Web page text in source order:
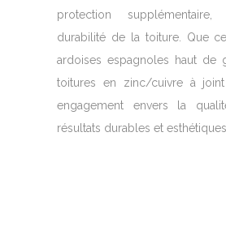
protection
durabilité de la toiture. Que
ardoises espagnoles haut de
toitures en zinc/cuivre à
engagement envers la
résultats durables et